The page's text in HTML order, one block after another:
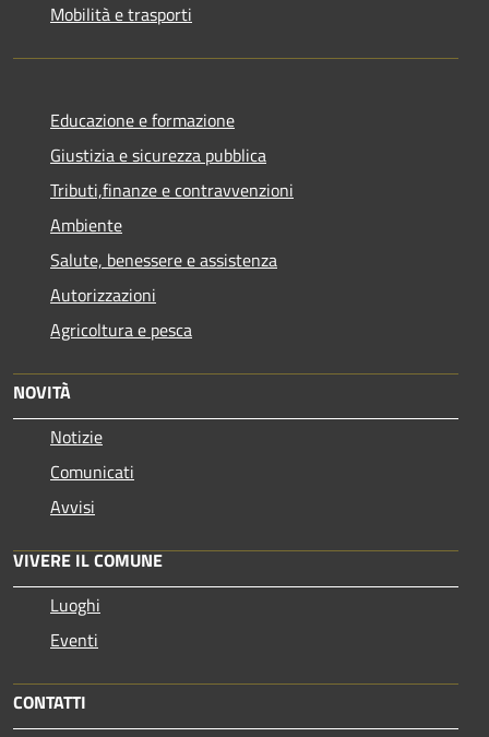
Mobilità e trasporti
Educazione e formazione
Giustizia e sicurezza pubblica
Tributi,finanze e contravvenzioni
Ambiente
Salute, benessere e assistenza
Autorizzazioni
Agricoltura e pesca
NOVITÀ
Notizie
Comunicati
Avvisi
VIVERE IL COMUNE
Luoghi
Eventi
CONTATTI